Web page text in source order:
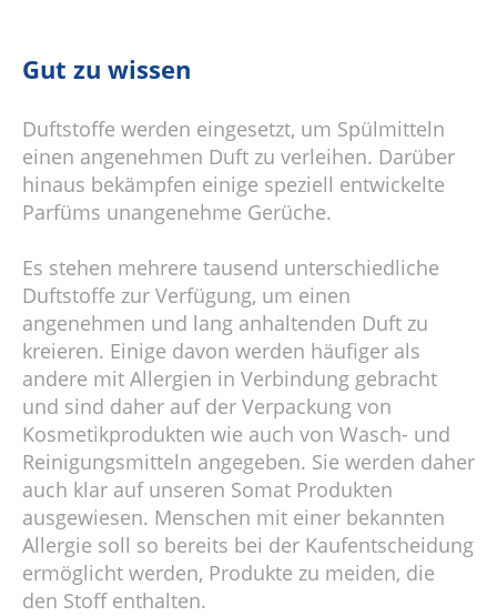
Gut zu wissen
Duftstoffe werden eingesetzt, um Spülmitteln
einen angenehmen Duft zu verleihen. Darüber
hinaus bekämpfen einige speziell entwickelte
Parfüms unangenehme Gerüche.
Es stehen mehrere tausend unterschiedliche
Duftstoffe zur Verfügung, um einen
angenehmen und lang anhaltenden Duft zu
kreieren. Einige davon werden häufiger als
andere mit Allergien in Verbindung gebracht
und sind daher auf der Verpackung von
Kosmetikprodukten wie auch von Wasch- und
Reinigungsmitteln angegeben. Sie werden daher
auch klar auf unseren Somat Produkten
ausgewiesen. Menschen mit einer bekannten
Allergie soll so bereits bei der Kaufentscheidung
ermöglicht werden, Produkte zu meiden, die
den Stoff enthalten.